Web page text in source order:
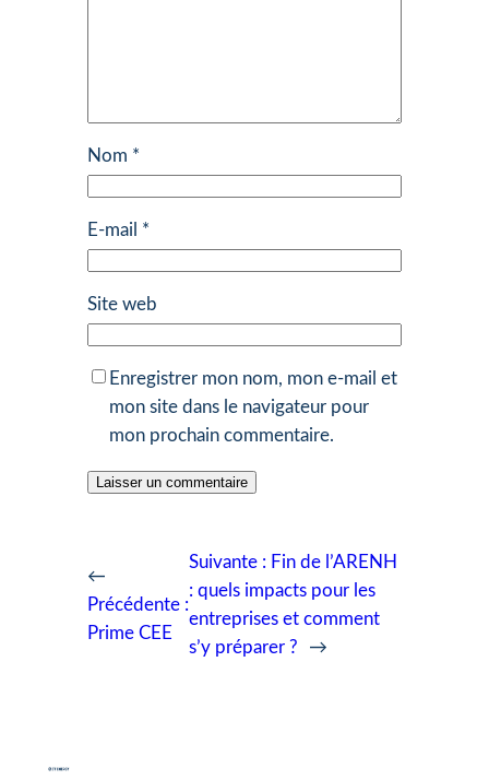
Nom *
E-mail *
Site web
Enregistrer mon nom, mon e-mail et
mon site dans le navigateur pour
mon prochain commentaire.
←
Précédente :
Prime CEE
Suivante : Fin de l’ARENH
: quels impacts pour les
entreprises et comment
s’y préparer ?
→